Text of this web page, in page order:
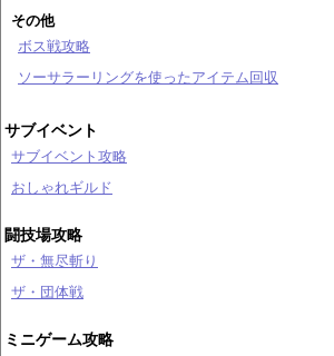
その他
ボス戦攻略
ソーサラーリングを使ったアイテム回収
サブイベント
サブイベント攻略
おしゃれギルド
闘技場攻略
ザ・無尽斬り
ザ・団体戦
ミニゲーム攻略